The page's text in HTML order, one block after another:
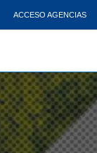
ACCESO AGENCIAS